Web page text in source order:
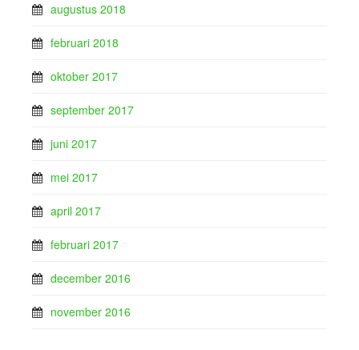
augustus 2018
februari 2018
oktober 2017
september 2017
juni 2017
mei 2017
april 2017
februari 2017
december 2016
november 2016